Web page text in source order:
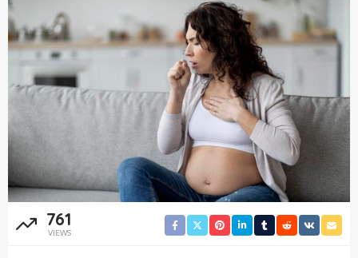
761
VIEWS